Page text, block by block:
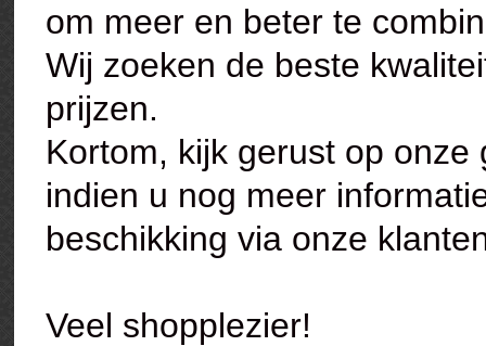
om meer en beter te
Wij zoeken de beste
prijzen.
Kortom, kijk gerust op
indien u nog meer
beschikking via onze
Veel shopplezier!